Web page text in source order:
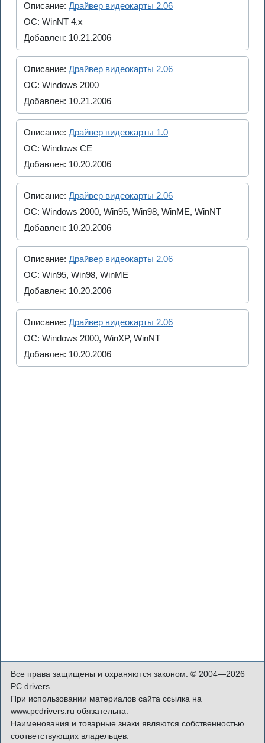
Описание: Драйвер видеокарты 2.06
ОС: WinNT 4.x
Добавлен: 10.21.2006
Описание: Драйвер видеокарты 2.06
ОС: Windows 2000
Добавлен: 10.21.2006
Описание: Драйвер видеокарты 1.0
ОС: Windows CE
Добавлен: 10.20.2006
Описание: Драйвер видеокарты 2.06
ОС: Windows 2000, Win95, Win98, WinME, WinNT
Добавлен: 10.20.2006
Описание: Драйвер видеокарты 2.06
ОС: Win95, Win98, WinME
Добавлен: 10.20.2006
Описание: Драйвер видеокарты 2.06
ОС: Windows 2000, WinXP, WinNT
Добавлен: 10.20.2006
Все права защищены и охраняются законом. © 2004—2026
PC drivers
При использовании материалов сайта ссылка на
www.pcdrivers.ru обязательна.
Наименования и товарные знаки являются собственностью
соответствующих владельцев.